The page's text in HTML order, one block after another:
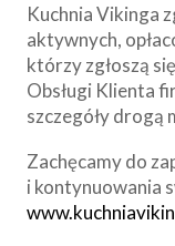
Kuchnia Vikinga
aktywnych,
którzy zgłoszą
Obsługi Klienta
szczegóły drogą
Zachęcamy do
i kontynuowania